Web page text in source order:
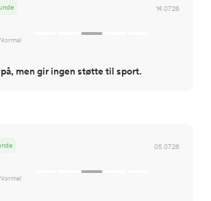
14.07.26
Normal
på, men gir ingen støtte til sport.
05.07.26
Normal